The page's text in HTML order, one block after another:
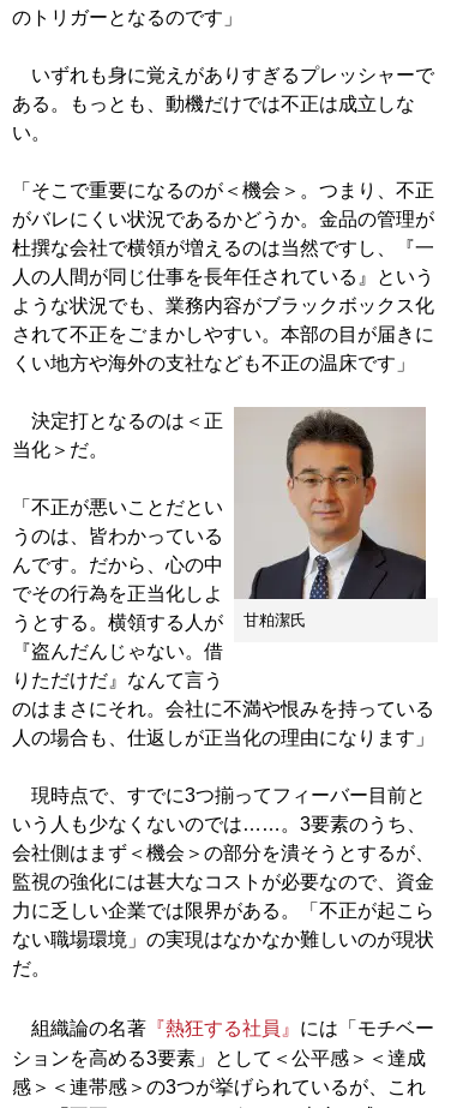
のトリガーとなるのです」
いずれも身に覚えがありすぎるプレッシャーで
ある。もっとも、動機だけでは不正は成立しな
い。
「そこで重要になるのが＜機会＞。つまり、不正
がバレにくい状況であるかどうか。金品の管理が
杜撰な会社で横領が増えるのは当然ですし、『一
人の人間が同じ仕事を長年任されている』という
ような状況でも、業務内容がブラックボックス化
されて不正をごまかしやすい。本部の目が届きに
くい地方や海外の支社なども不正の温床です」
甘粕潔氏
決定打となるのは＜正
当化＞だ。
「不正が悪いことだとい
うのは、皆わかっている
んです。だから、心の中
でその行為を正当化しよ
うとする。横領する人が
『盗んだんじゃない。借
りただけだ』なんて言う
のはまさにそれ。会社に不満や恨みを持っている
人の場合も、仕返しが正当化の理由になります」
現時点で、すでに3つ揃ってフィーバー目前と
いう人も少なくないのでは……。3要素のうち、
会社側はまず＜機会＞の部分を潰そうとするが、
監視の強化には甚大なコストが必要なので、資金
力に乏しい企業では限界がある。「不正が起こら
ない職場環境」の実現はなかなか難しいのが現状
だ。
組織論の名著 『熱狂する社員』 には「モチベー
ションを高める3要素」として＜公平感＞＜達成
感＞＜連帯感＞の3つが挙げられているが、これ